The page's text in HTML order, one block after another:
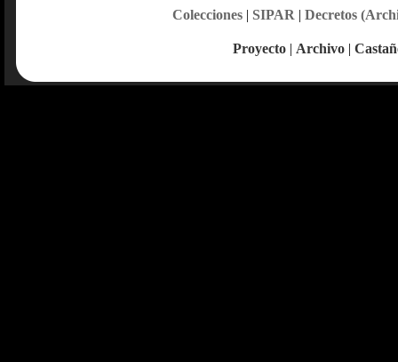
Colecciones| SIPAR | Decretos
Proyecto | Archivo |